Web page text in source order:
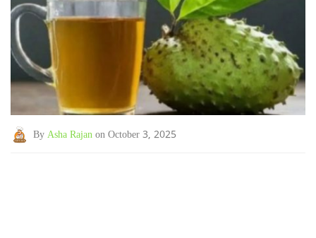
By Asha Rajan on October 3, 2025